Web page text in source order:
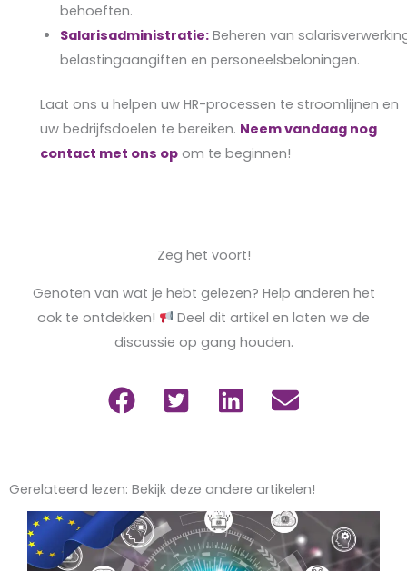
behoeften.
Salarisadministratie: Beheren van
belastingaangiften en personeelsbeloningen.
Laat ons u helpen uw HR-processen te stroomlijnen en
uw bedrijfsdoelen te bereiken. Neem vandaag nog
contact met ons op om te beginnen!
Zeg het voort!
Genoten van wat je hebt gelezen? Help anderen het
ook te ontdekken!
Deel dit artikel en laten we de
discussie op gang houden.
Gerelateerd lezen: Bekijk deze andere artikelen!